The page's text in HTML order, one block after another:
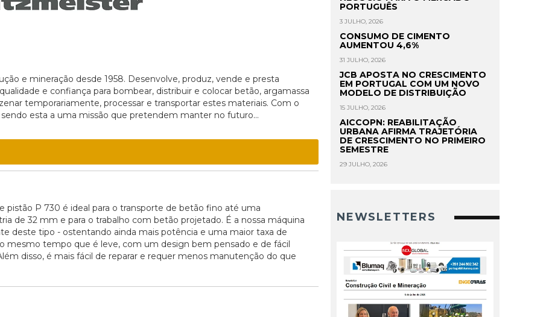
e mineração desde 1958. Desenvolve, produz, vende e presta
e confiança para bombear, distribuir e colocar betão, argamassa
temporariamente, processar e transportar estes materiais. Com o
esta a uma missão que pretendem manter no futuro...
pistão P 730 é ideal para o transporte de betão fino até uma
de 32 mm e para o trabalho com betão projetado. É a nossa máquina
deste tipo - ostentando ainda mais potência e uma maior taxa de
mesmo tempo que é leve, com um design bem pensado e de fácil
disso, é mais fácil de reparar e requer menos manutenção do que
PORTUGUÊS
3 JULHO, 2026
CONSUMO DE CIMENTO
AUMENTOU 4,6%
31 JULHO, 2026
JCB APOSTA NO CRESCIMENTO
EM PORTUGAL COM UM NOVO
MODELO DE DISTRIBUIÇÃO
15 JULHO, 2026
AICCOPN: REABILITAÇÃO
URBANA AFIRMA TRAJETÓRIA
DE CRESCIMENTO NO PRIMEIRO
SEMESTRE
29 JULHO, 2026
NEWSLETTERS